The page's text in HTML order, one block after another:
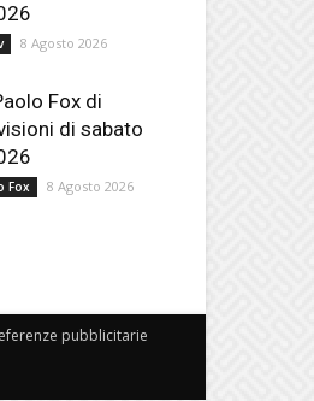
8 Agosto 2026
Fox di
di sabato
Fox 8 Agosto 2026
pubblicitarie